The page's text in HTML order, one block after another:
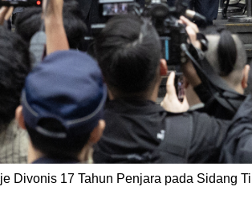
Divonis 17 Tahun Penjara pada Sidang